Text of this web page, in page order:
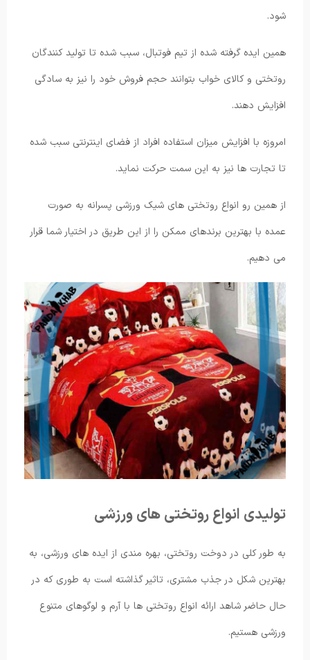
شود.
همین ایده گرفته شده از تیم فوتبال، سبب شده تا تولید کنندگان
روتختی و کالای خواب بتوانند حجم فروش خود را نیز به سادگی
افزایش دهند.
امروزه با افزایش میزان استفاده افراد از فضای اینترنتی سبب شده
تا تجارت ها نیز به این سمت حرکت نماید.
از همین رو انواع روتختی های شیک ورزشی پسرانه به صورت
عمده با بهترین برندهای ممکن را از این طریق در اختیار شما قرار
می دهیم.
تولیدی انواع روتختی های ورزشی
به طور کلی در دوخت روتختی، بهره مندی از ایده های ورزشی، به
بهترین شکل در جذب مشتری، تاثیر گذاشته است به طوری که در
حال حاضر شاهد ارائه انواع روتختی ها با آرم و لوگوهای متنوع
ورزشی هستیم.